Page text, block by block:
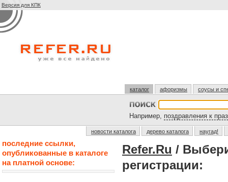
Версия для КПК
каталог афоризмы соусы и
Например, поздравления к
новости каталога дерево каталога наугад!
последние ссылки,
опубликованные в каталоге
на платной основе:
Refer.Ru /
регистрации: